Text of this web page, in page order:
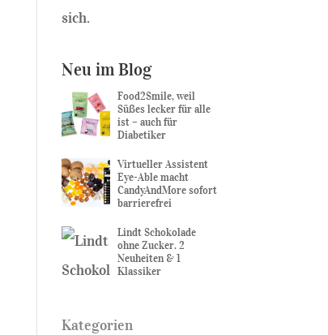
sich.
Neu im Blog
Food2Smile, weil
Süßes lecker für alle
ist – auch für
Diabetiker
Virtueller Assistent
Eye-Able macht
CandyAndMore sofort
barrierefrei
Lindt Schokolade
ohne Zucker. 2
Neuheiten & 1
Klassiker
Kategorien